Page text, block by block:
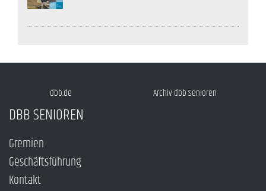
dbb.de Archiv dbb Senioren
DBB SENIOREN
Gremien
Geschäftsführung
Kontakt